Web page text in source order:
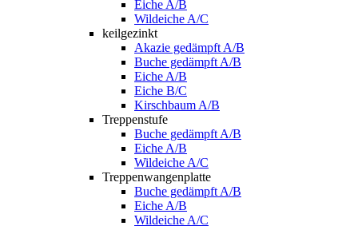
Eiche A/B
Wildeiche A/C
keilgezinkt
Akazie gedämpft A/B
Buche gedämpft A/B
Eiche A/B
Eiche B/C
Kirschbaum A/B
Treppenstufe
Buche gedämpft A/B
Eiche A/B
Wildeiche A/C
Treppenwangenplatte
Buche gedämpft A/B
Eiche A/B
Wildeiche A/C